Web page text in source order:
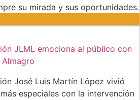
su mirada y sus oportunidades.
JLML emociona al público con
José Luis Martín López vivió
especiales con la intervención